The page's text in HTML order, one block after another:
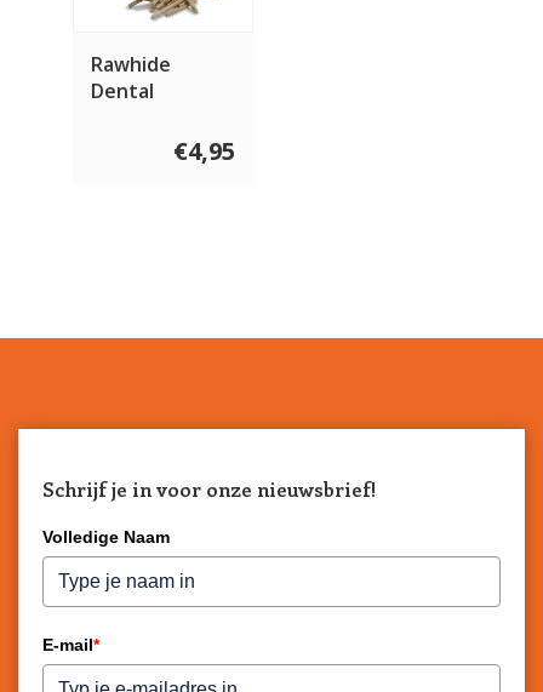
Rawhide
Dental
Pens 35 stuks
€4,95
Schrijf je in voor onze nieuwsbrief!
Volledige Naam
E-mail*